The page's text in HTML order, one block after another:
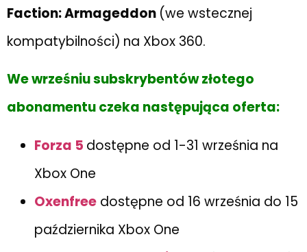
Faction: Armageddon (we wstecznej
kompatybilności) na Xbox 360.
We wrześniu subskrybentów złotego
abonamentu czeka następująca oferta:
Forza 5 dostępne od 1-31 września na
Xbox One
Oxenfree dostępne od 16 września do 15
października Xbox One